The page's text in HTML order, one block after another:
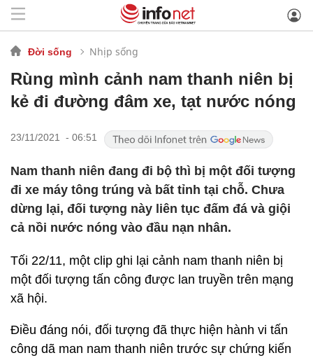
Đời sống Nhịp sống
Rùng mình cảnh nam thanh niên bị
kẻ đi đường đâm xe, tạt nước nóng
23/11/2021 - 06:51
Nam thanh niên đang đi bộ thì bị một đối tượng
đi xe máy tông trúng và bất tỉnh tại chỗ. Chưa
dừng lại, đối tượng này liên tục đấm đá và giội
cả nồi nước nóng vào đầu nạn nhân.
Tối 22/11, một clip ghi lại cảnh nam thanh niên bị
một đối tượng tấn công được lan truyền trên mạng
xã hội.
Điều đáng nói, đối tượng đã thực hiện hành vi tấn
công dã man nam thanh niên trước sự chứng kiến